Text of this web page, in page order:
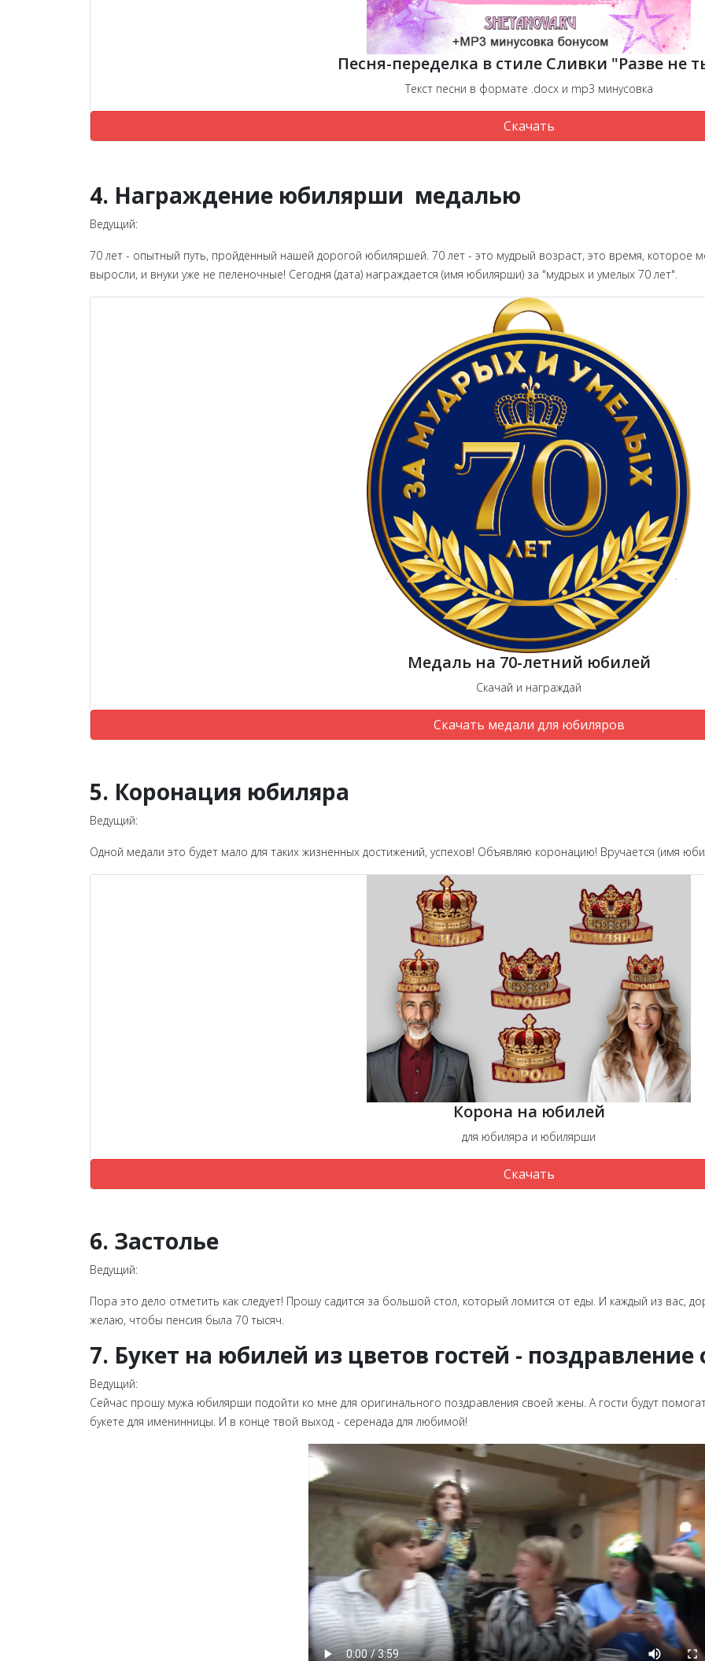
Песня-переделка в стиле Сливки "Разве не
Текст песни в формате .docx и mp3 минусовка
Скачать
4. Награждение юбилярши медалью
Ведущий:
70 лет - опытный путь, пройденный нашей дорогой юбиляршей. 70 лет - это мудрый возраст, это время, которое
выросли, и внуки уже не пеленочные! Сегодня (дата) награждается (имя юбилярши) за "мудрых и умелых 70 лет".
Медаль на 70-летний юбилей
Скачай и награждай
Скачать медали для юбиляров
5. Коронация юбиляра
Ведущий:
Одной медали это будет мало для таких жизненных достижений, успехов! Объявляю коронацию! Вручается (имя
Корона на юбилей
для юбиляра и юбилярши
Скачать
6. Застолье
Ведущий:
Пора это дело отметить как следует! Прошу садится за большой стол, который ломится от еды. И каждый из вас,
желаю, чтобы пенсия была 70 тысяч.
7. Букет на юбилей из цветов гостей -
Ведущий:
Сейчас прошу мужа юбилярши подойти ко мне для оригинального поздравления своей жены. А гости будут
букете для именинницы. И в конце твой выход - серенада для любимой!